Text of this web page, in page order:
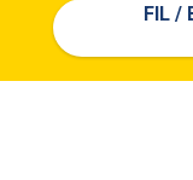
FIL /